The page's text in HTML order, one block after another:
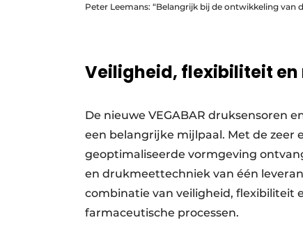
Peter Leemans: “Belangrijk bij de ontwikkeling
Veiligheid, flexibiliteit
De nieuwe VEGABAR druksensoren
een belangrijke mijlpaal. Met de zeer
geoptimaliseerde vormgeving
en drukmeettechniek van één
combinatie van veiligheid, flexibiliteit
farmaceutische processen.